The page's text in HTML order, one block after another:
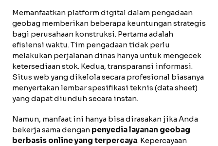
Memanfaatkan platform digital dalam pengadaan
geobag memberikan beberapa keuntungan strategis
bagi perusahaan konstruksi. Pertama adalah
efisiensi waktu. Tim pengadaan tidak perlu
melakukan perjalanan dinas hanya untuk mengecek
ketersediaan stok. Kedua, transparansi informasi.
Situs web yang dikelola secara profesional biasanya
menyertakan lembar spesifikasi teknis (data sheet)
yang dapat diunduh secara instan.
Namun, manfaat ini hanya bisa dirasakan jika Anda
bekerja sama dengan penyedia layanan geobag
berbasis online yang terpercaya. Kepercayaan